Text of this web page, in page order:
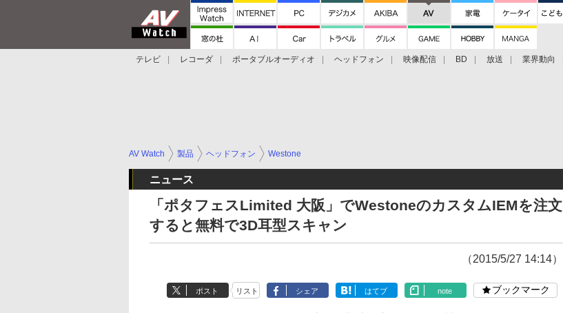
テレビ レコーダ ポータブルオーディオ ヘッドフォン 映像配信 BD 放送 業界動向
AV Watch 製品 ヘッドフォン Westone
ニュース
「ポタフェスLimited 大阪」でWestoneのカスタムIEMを注文
すると無料で3D耳型スキャン
（2015/5/27 14:14）
ポスト リスト シェア はてブ note ブックマーク